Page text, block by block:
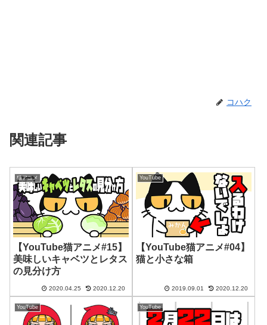
コハク
関連記事
猫アニメ
【YouTube猫アニメ#15】
美味しいキャベツとレタス
の見分け方
2020.04.25 2020.12.20
YouTube
【YouTube猫アニメ#04】
猫と小さな箱
2019.09.01 2020.12.20
YouTube YouTube